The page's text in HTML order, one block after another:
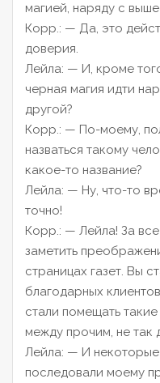
магией, наряду с
Корр.: — Да, это
доверия.
Лейла: — И, кроме
черная магия идти
другой?
Корр.: — По-моему,
назваться такому
какое-то название?
Лейла: — Ну, что-то
точно!
Корр.: — Лейла! За
заметить
страницах газет. Вы
благодарных
стали помещать
между прочим, не так
Лейла: — И
последовали моему